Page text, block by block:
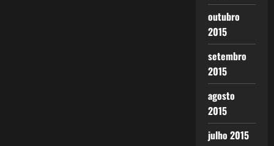
outubro
2015
setembro
2015
agosto
2015
julho 2015